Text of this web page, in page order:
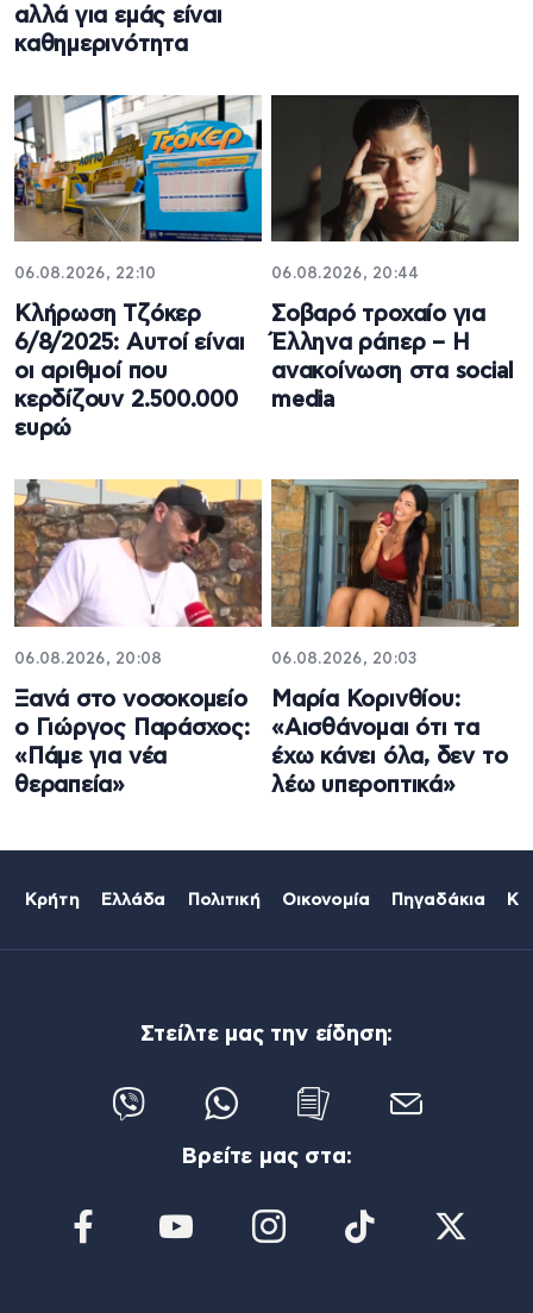
αλλά για εμάς είναι
καθημερινότητα
06.08.2026, 22:10
Κλήρωση Τζόκερ
6/8/2025: Αυτοί είναι
οι αριθμοί που
κερδίζουν 2.500.000
ευρώ
06.08.2026, 20:44
Σοβαρό τροχαίο για
Έλληνα ράπερ – Η
ανακοίνωση στα social
media
06.08.2026, 20:08
Ξανά στο νοσοκομείο
ο Γιώργος Παράσχος:
«Πάμε για νέα
θεραπεία»
06.08.2026, 20:03
Μαρία Κορινθίου:
«Αισθάνομαι ότι τα
έχω κάνει όλα, δεν το
λέω υπεροπτικά»
Κρήτη Ελλάδα Πολιτική Οικονομία Πηγαδάκια
Στείλτε μας την είδηση:
Βρείτε μας στα: